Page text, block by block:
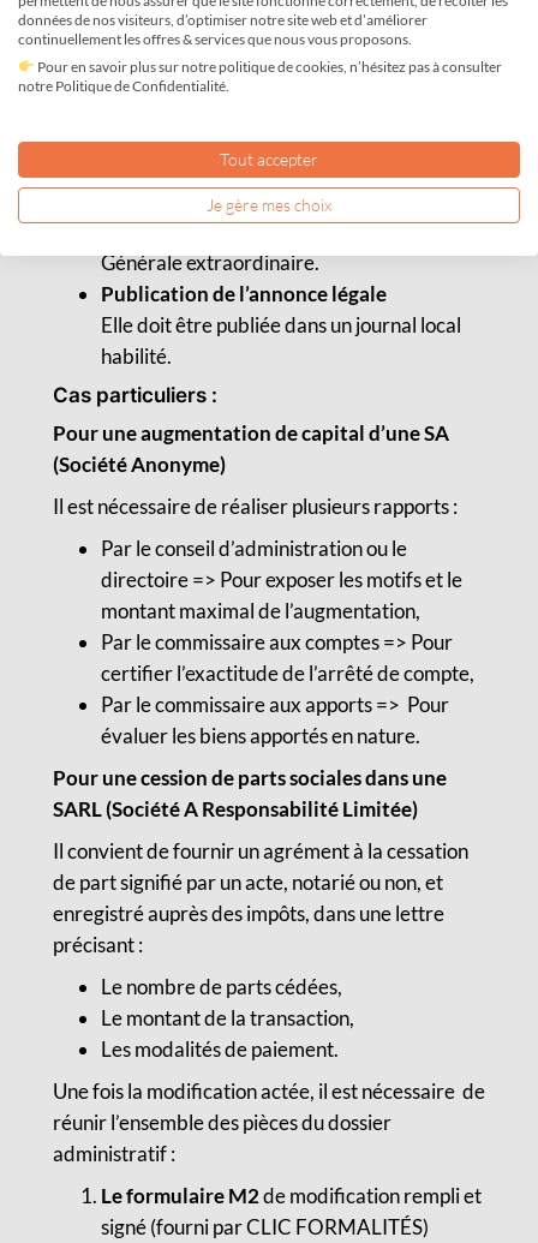
référer aux statuts pour savoir quel organe
de décision est compétent pour la
modification.
Elle sera chargée de réaliser les formalités
de publication de l’annonce légale.
Rédaction du Procès-Verbal (PV)
Rédaction du procès verbal de l’Assemblée
Générale extraordinaire.
Publication de l’annonce légale
Elle doit être publiée dans un journal local
habilité.
Cas particuliers :
Pour une augmentation de capital d’une SA
(Société Anonyme)
Il est nécessaire de réaliser plusieurs rapports :
Par le conseil d’administration ou le
directoire => Pour exposer les motifs et le
montant maximal de l’augmentation,
Par le commissaire aux comptes => Pour
certifier l’exactitude de l’arrêté de compte,
Par le commissaire aux apports => Pour
évaluer les biens apportés en nature.
Pour une cession de parts sociales dans une
SARL (Société A Responsabilité Limitée)
Il convient de fournir un agrément à la cessation
de part signifié par un acte, notarié ou non, et
enregistré auprès des impôts, dans une lettre
précisant :
Le nombre de parts cédées,
Le montant de la transaction,
Les modalités de paiement.
Une fois la modification actée, il est nécessaire de
réunir l’ensemble des pièces du dossier
administratif :
Le formulaire M2de modification rempli et
signé (fourni par CLIC FORMALITÉS)
données de nos visiteurs, d’optimiser notre site web et d’améliorer
continuellement les offres & services que nous vous proposons.
Pour en savoir plus sur notre politique de cookies, n’hésitez pas à consulter
notre Politique de Confidentialité.
Tout accepter
Je gère mes choix